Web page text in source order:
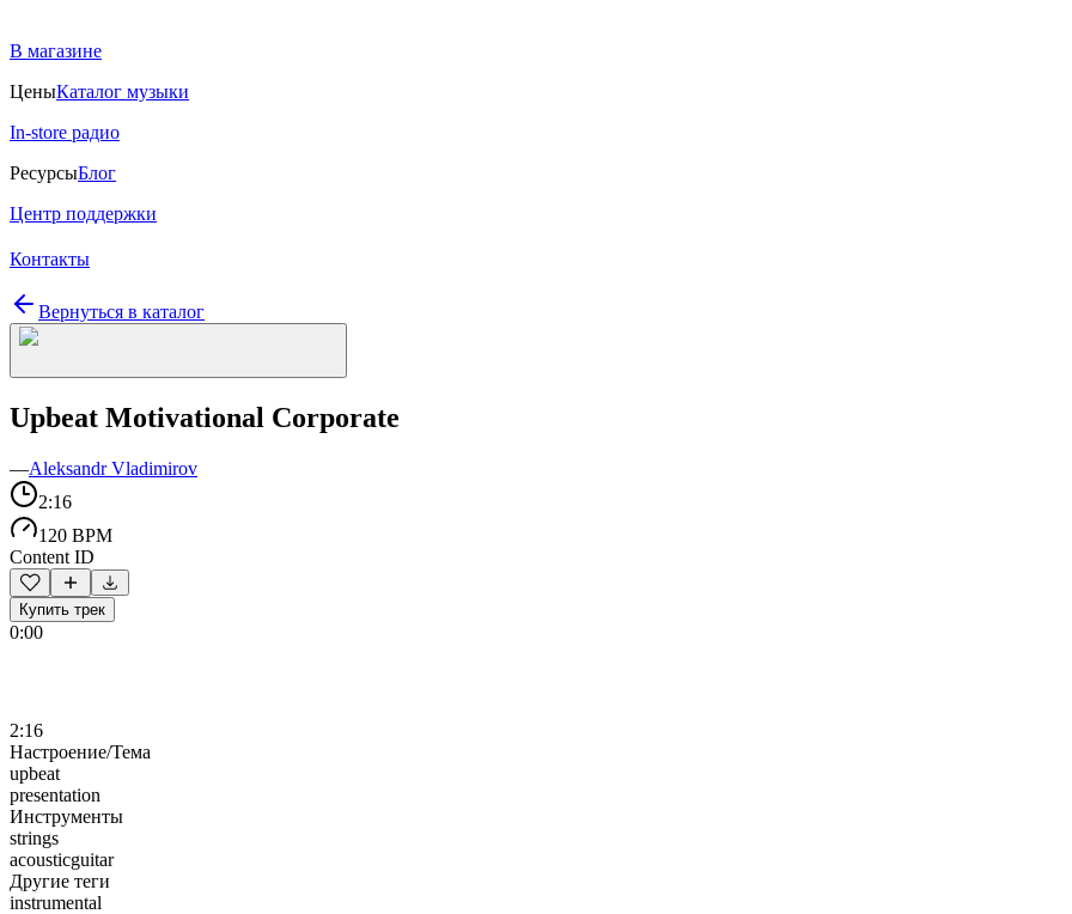
В магазине
ЦеныКаталог музыки
In-store радио
РесурсыБлог
Центр поддержки
Контакты
Вернуться в каталог
Upbeat Motivational Corporate
—Aleksandr Vladimirov
2:16
120 BPM
Content ID
Купить трек
0:00
2:16
Настроение/Тема
upbeat
presentation
Инструменты
strings
acousticguitar
Другие теги
instrumental